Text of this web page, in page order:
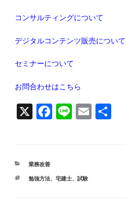
コンサルティングについて
デジタルコンテンツ販売について
セミナーについて
お問合わせはこちら
X
F
b
Li
E
カ
ゴ
業務改善
タ
勉強方法、 宅建士、 試験